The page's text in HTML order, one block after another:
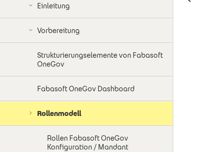
Einleitung
Vorbereitung
Strukturierungselemente von Fabasoft
OneGov
Fabasoft OneGov Dashboard
Rollenmodell
Rollen Fabasoft OneGov
Konfiguration / Mandant